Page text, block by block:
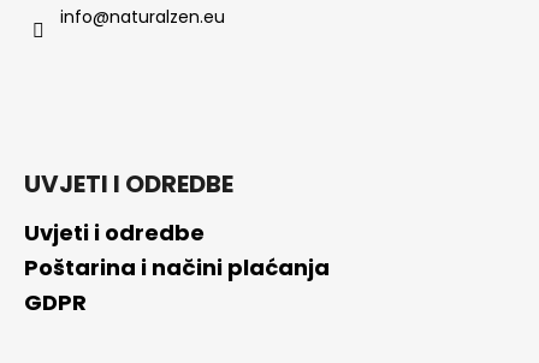
info@naturalzen.eu
UVJETI I ODREDBE
Uvjeti i odredbe
Poštarina i načini plaćanja
GDPR